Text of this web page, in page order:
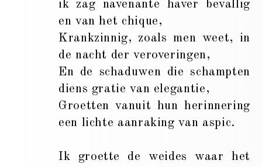
ik zag navenante haver bevallig
en van het chique,
Krankzinnig, zoals men weet, in
de nacht der veroveringen,
En de schaduwen die schampten
diens gratie van elegantie,
Groetten vanuit hun herinnering
een lichte aanraking van aspic.
Ik groette de weides waar het